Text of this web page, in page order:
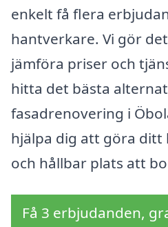
enkelt få flera
hantverkare. Vi gör
jämföra priser och
hitta det bästa
fasadrenovering i
hjälpa dig att göra ditt
och hållbar plats att
Få 3 erbjudanden,